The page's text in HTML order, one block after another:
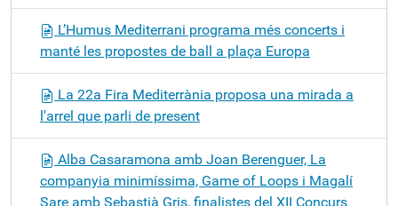
L’Humus Mediterrani programa més concerts i
manté les propostes de ball a plaça Europa
La 22a Fira Mediterrània proposa una mirada a
l'arrel que parli de present
Alba Casaramona amb Joan Berenguer, La
companyia minimíssima, Game of Loops i Magalí
Sare amb Sebastià Gris, finalistes del XII Concurs